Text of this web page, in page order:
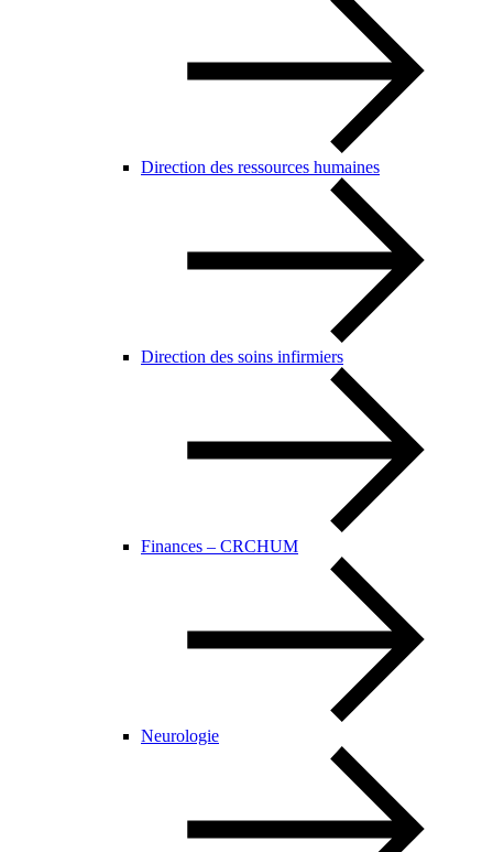
Direction des ressources humaines
Direction des soins infirmiers
Finances – CRCHUM
Neurologie